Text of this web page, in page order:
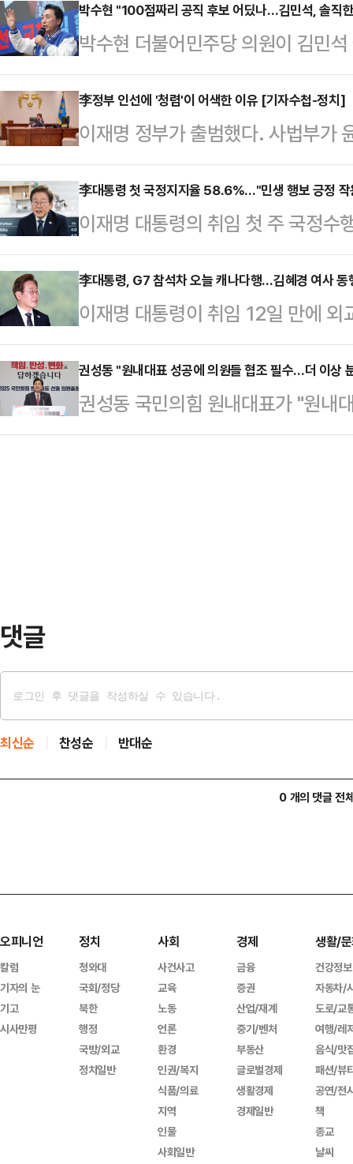
박수현 "100점짜리 공직 후보 어딨나…김민석, 솔직
박수현 더불어민주당 의원이 김민
앞두고 불거진 불법정치자금 제공
'아빠 찬스', 중국 칭화대 석사학위
100점짜리 공직 후보자가 있다고
은 16일 YTN라디오 '뉴스파이팅'
솔직하게, 객관적으로 국민에게 (
다"며 "(인사청문회를) 그렇게 했을
확하게 이야기를…
李정부 인선에 '청렴'이 어색한 이유 [기자수첩-정치]
이재명 정부가 출범했다. 사법부가
선고를 내리기에 앞서 '내란종식'을
로 인수위원회 없이 출범한 새 정부
에 대한 인선도 신속하다.친명(친
원은 이재명 대통령 인선 기준의
정성호 의원은 지난 12일 라디오에
가'라는 질문에 "유능함이 검증된
된다는 것…
李대통령 첫 국정지지율 58.6%…"민생 행보 긍정
이재명 대통령의 취임 첫 주 국정
론조사 결과가 나왔다.16일 리얼
일 무선 100% ARS 방식으로 조사
국정수행 지지도에 대해 응답자
답했다. '잘 모름'이라고 답한 응답
2900선 돌파 등 경제 지표 개선 기
체 간담회 등 대외 경제 행보, 추경
李대통령, G7 참석차 오늘 캐나다행…김혜경 여사 동
이재명 대통령이 취임 12일 만에
해외 순방으로 15~17일(현지시간)
회의에 1박 3일 일정으로 참석한다
가 약 반년 만에 복귀하는 셈이다.
는 부분은 도널드 트럼프 미국 대통
권성동 "원내대표 성공에 의원들 협조 필수…더 이상
권성동 국민의힘 원내대표가 "원내
(신임) 원내대표가 성공하려면 의
댓글
최신순 찬성순 반대순
0 개의 댓글 전
오피니언
칼럼
기자의 눈
기고
시사만평
정치
청와대
국회/정당
북한
행정
국방/외교
정치일반
사회
사건사고
교육
노동
언론
환경
인권/복지
식품/의료
지역
인물
사회일반
경제
금융
증권
산업/재계
중기/벤처
부동산
글로벌경제
생활경제
경제일반
생활/
건강정보
자동차/
도로/교
여행/레
음식/맛
패션/뷰
공연/전
책
종교
날씨